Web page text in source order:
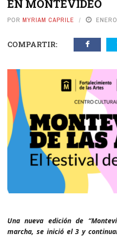
EN MONTEVIDEO
POR MYRIAM CAPRILE
COMPARTIR:
Una nueva edición de
marcha, se inició el 3 y